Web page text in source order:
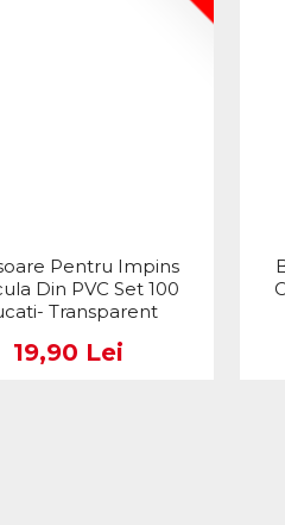
Pentru Impins
Din PVC Set 100
Transparent
19,90 Lei